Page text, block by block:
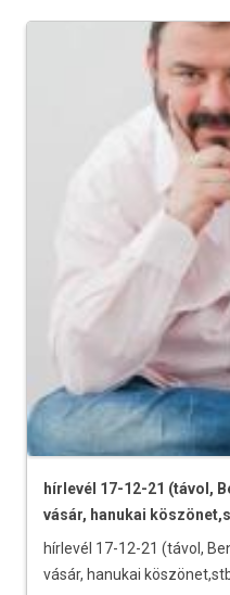
hírlevél 17-12-21 (távol,
vásár, hanukai
hírlevél 17-12-21 (távol,
vásár, hanukai